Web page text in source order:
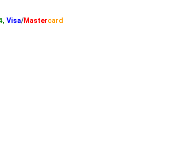
Visa/Mastercard